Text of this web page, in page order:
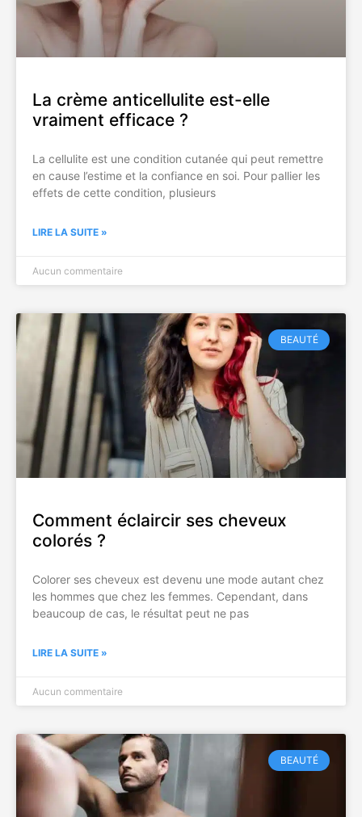
La crème anticellulite est-elle
vraiment efficace ?
La cellulite est une condition cutanée qui peut remettre
en cause l’estime et la confiance en soi. Pour pallier les
effets de cette condition, plusieurs
LIRE LA SUITE »
Aucun commentaire
BEAUTÉ
Comment éclaircir ses cheveux
colorés ?
Colorer ses cheveux est devenu une mode autant chez
les hommes que chez les femmes. Cependant, dans
beaucoup de cas, le résultat peut ne pas
LIRE LA SUITE »
Aucun commentaire
BEAUTÉ